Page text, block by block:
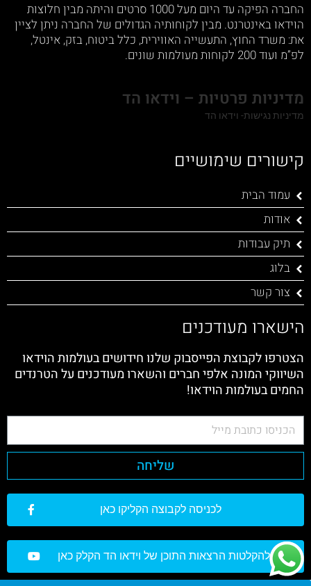
החברה הפיקה עד היום מעל 1000 סרטים והיתה מבין חלוצות
הוידאו באינטרנט. מבין לקוחותיה הגדולים של החברה ניתן לציין
את: משרד החוץ, התעשייה האווירית, כלל ביטוח, בזק, אינטל,
לפ”מ ועוד 200 לקוחות מעולמות שונים.
מדיניות פרטיות – וידאו הד
מדיניות נגישות- וידאו הד
קישורים שימושיים
עמוד הבית
אודות
תיק עבודות
בלוג
צור קשר
הישארו מעודכנים
הצטרפו לקבוצת הפייסבוק שלנו חידושים בעולמות הוידאו
השיווקי המונה אלפי חברים והשארו מעודכנים על הטרנדים
החמים בעולמות הוידאו!
שליחה
לכניסה לקבוצה הקליקו כאן
להקלטות הרצאות התוכן של וידאו הד הקלק כאן